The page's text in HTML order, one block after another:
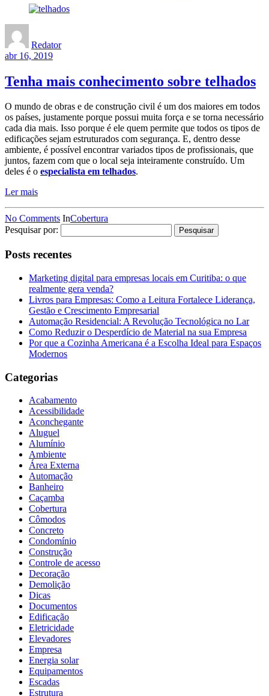
Redator
abr 16, 2019
Tenha mais conhecimento sobre telhados
O mundo de obras e de construção civil é um dos maiores em todos
os países, justamente porque possui muita força e se torna necessário
cada dia mais. Isso porque é ele quem permite que todos os tipos de
edificações sejam estruturados com segurança. E, dentro desse
ambiente, é possível encontrar variados tipos de profissionais, que
juntos, fazem com que o local seja inteiramente construído. Um
deles é o especialista em telhados.
Ler mais
No Comments InCobertura
Pesquisar por:
Posts recentes
Marketing digital para empresas locais em Curitiba: o que
realmente gera venda?
Livros para Empresas: Como a Leitura Fortalece Liderança,
Gestão e Crescimento Empresarial
Automação Residencial: A Revolução Tecnológica no Lar
Como Reduzir o Desperdício de Material na sua Empresa
Por que a Cozinha Americana é a Escolha Ideal para Espaços
Modernos
Categorias
Acabamento
Acessibilidade
Aconchegante
Aluguel
Alumínio
Ambiente
Área Externa
Automação
Banheiro
Caçamba
Cobertura
Cômodos
Concreto
Condomínio
Construção
Controle de acesso
Decoração
Demolição
Dicas
Documentos
Edificação
Eletricidade
Elevadores
Empresa
Energia solar
Equipamentos
Escadas
Estrutura